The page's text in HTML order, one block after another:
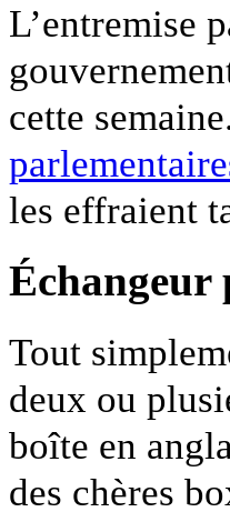
L’entremise
cette
les effraient
Échangeur
Tout
deux ou
boîte en
des chères